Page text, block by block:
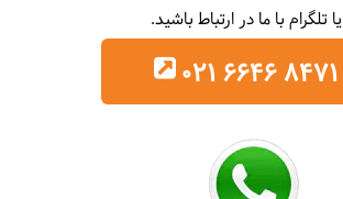
یا تلگرام با ما در ارتباط باشید.
021 6646 8471